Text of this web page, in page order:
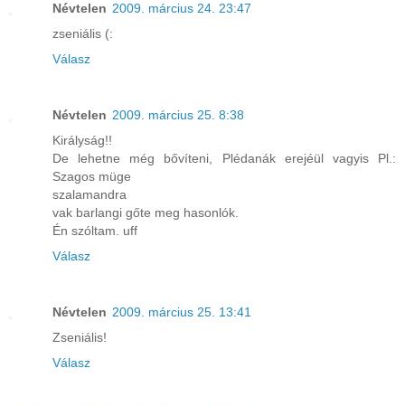
Névtelen 2009. március 24. 23:47
zseniális (:
Válasz
Névtelen 2009. március 25. 8:38
Királyság!!
De lehetne még bővíteni, Plédanák erejéül vagyis Pl.:
Szagos müge
szalamandra
vak barlangi gőte meg hasonlók.
Én szóltam. uff
Válasz
Névtelen 2009. március 25. 13:41
Zseniális!
Válasz